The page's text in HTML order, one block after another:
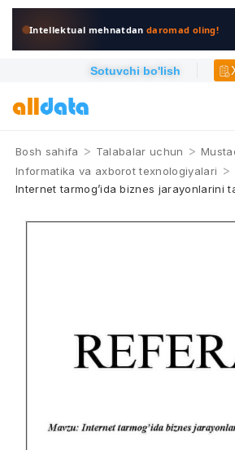
Intellektual mehnatdandaromad oling!
Sotuvchi bo'lish
Bosh sahifa > Talabalar uchun >
Informatika va axborot texnologiyalari >
Internet tarmog’ida biznes jarayonlarini